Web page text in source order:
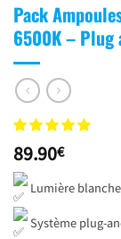
Pack
6500K – Plug
89.90€
Lumière
Système plug-